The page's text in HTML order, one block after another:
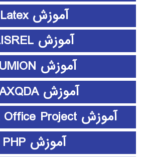
آموزش Latex
آموزش LISREL
آموزش LUMION
آموزش MAXQDA
آموزش Microsoft Office Project
آموزش PHP